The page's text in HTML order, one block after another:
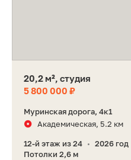
20,2 м², студия
5 800 000 ₽
Муринская дорога, 4к1
Академическая, 5.2 км
12-й этаж из 24 • 2026 год
Потолки 2,6 м